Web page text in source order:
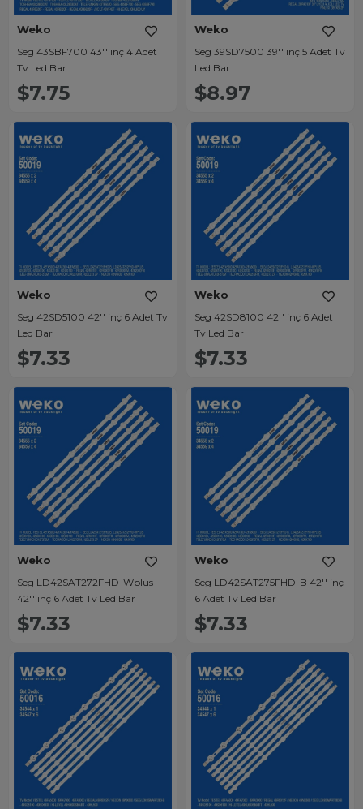
Weko
Seg 43SBF700 43'' inç 4 Adet
Tv Led Bar
$7.75
Weko
Seg 39SD7500 39'' inç 5 Adet Tv
Led Bar
$8.97
Weko
Seg 42SD5100 42'' inç 6 Adet Tv
Led Bar
$7.33
Weko
Seg 42SD8100 42'' inç 6 Adet
Tv Led Bar
$7.33
Weko
Seg LD42SAT272FHD-Wplus
42'' inç 6 Adet Tv Led Bar
$7.33
Weko
Seg LD42SAT275FHD-B 42'' inç
6 Adet Tv Led Bar
$7.33